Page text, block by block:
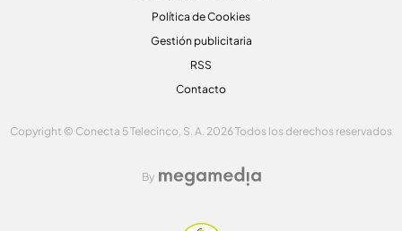
Política de Cookies
Gestión publicitaria
RSS
Contacto
Copyright © Conecta 5 Telecinco, S. A. 2026 Todos los derechos reservados
By